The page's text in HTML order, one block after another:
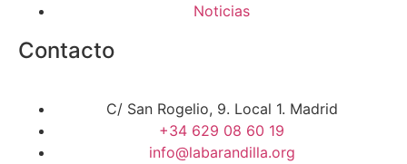
Noticias
Contacto
C/ San Rogelio, 9. Local 1. Madrid
+34 629 08 60 19
info@labarandilla.org